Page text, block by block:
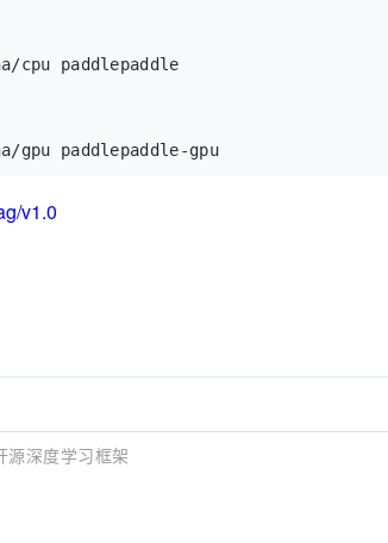
paddlepaddle
paddlepaddle-gpu
v1.0
源深度学习框架